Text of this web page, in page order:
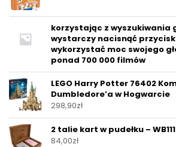
korzystając z wyszukiwania
wystarczy nacisnąć
wykorzystać moc swojego
ponad 700 000 filmów
LEGO Harry Potter 76402
Dumbledore’a w Hogwarcie
298,90zł
2 talie kart w pudełku – WB111
84,00zł